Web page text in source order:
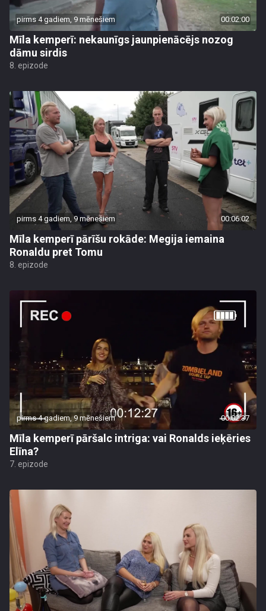
pirms 4 gadiem, 9 mēnešiem 00:02:00
Mīla kemperī: nekaunīgs jaunpienācējs nozog
dāmu sirdis
8. epizode
pirms 4 gadiem, 9 mēnešiem 00:06:02
Mīla kemperī pārīšu rokāde: Megija iemaina
Ronaldu pret Tomu
8. epizode
pirms 4 gadiem, 9 mēnešiem 00:02:37
Mīla kemperī pāršalc intriga: vai Ronalds ieķēries
Elīna?
7. epizode